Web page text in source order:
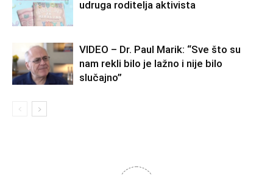
udruga roditelja aktivista
VIDEO – Dr. Paul Marik: “Sve što su
nam rekli bilo je lažno i nije bilo
slučajno”